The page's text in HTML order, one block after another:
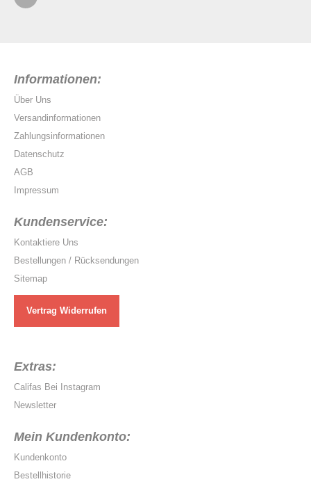
Informationen:
Über Uns
Versandinformationen
Zahlungsinformationen
Datenschutz
AGB
Impressum
Kundenservice:
Kontaktiere Uns
Bestellungen / Rücksendungen
Sitemap
Vertrag Widerrufen
Extras:
Califas Bei Instagram
Newsletter
Mein Kundenkonto:
Kundenkonto
Bestellhistorie